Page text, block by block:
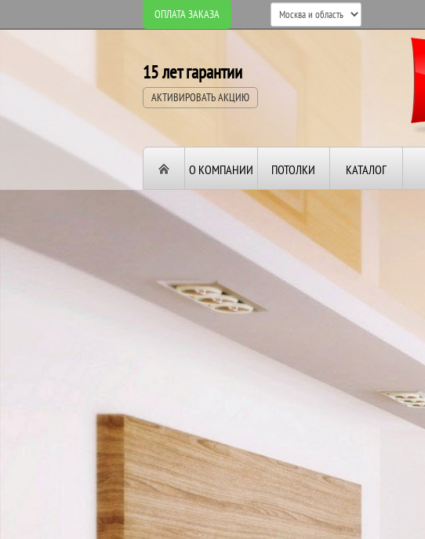
ОПЛАТА ЗАКАЗА
15 лет гарантии
АКТИВИРОВАТЬ АКЦИЮ
О КОМПАНИИ ПОТОЛКИ КАТАЛОГ